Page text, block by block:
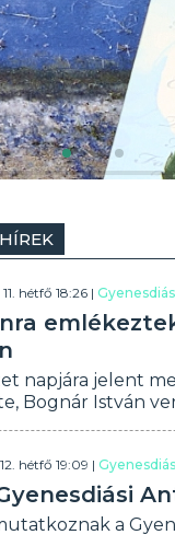
hétfő 18:26 |Gyenesdiás
napjára jelent
Bognár István
hétfő 19:09 |Gyenesdiás
a